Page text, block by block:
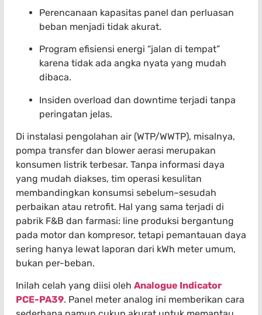
Perencanaan kapasitas panel dan perluasan
beban menjadi tidak akurat.
Program efisiensi energi “jalan di tempat”
karena tidak ada angka nyata yang mudah
dibaca.
Insiden overload dan downtime terjadi tanpa
peringatan jelas.
Di instalasi pengolahan air (WTP/WWTP), misalnya,
pompa transfer dan blower aerasi merupakan
konsumen listrik terbesar. Tanpa informasi daya
yang mudah diakses, tim operasi kesulitan
membandingkan konsumsi sebelum–sesudah
perbaikan atau retrofit. Hal yang sama terjadi di
pabrik F&B dan farmasi: line produksi bergantung
pada motor dan kompresor, tetapi pemantauan daya
sering hanya lewat laporan dari kWh meter umum,
bukan per-beban.
Inilah celah yang diisi oleh Analogue Indicator
PCE-PA39. Panel meter analog ini memberikan cara